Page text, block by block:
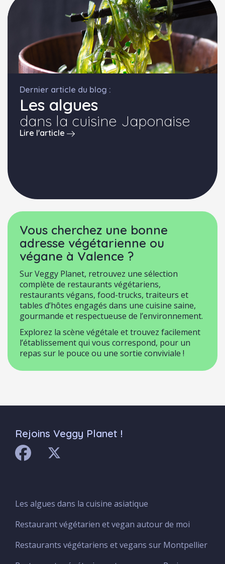
Dernier article du blog :
Les algues
dans la cuisine Japonaise
Lire l'article
Vous cherchez une bonne
adresse végétarienne ou
végane à Valence ?
Sur Veggy Planet, retrouvez une sélection
complète de restaurants végétariens,
restaurants végans, food-trucks, traiteurs et
tables d’hôtes engagés dans une cuisine saine,
gourmande et respectueuse de l’environnement.
Explorez la scène végétale et trouvez facilement
l’établissement qui vous correspond, pour un
repas sur le pouce ou une sortie conviviale !
Rejoins Veggy Planet !
Menu
Footer
Les algues dans la cuisine asiatique
Restaurant végétarien et vegan autour de moi
Restaurants végétariens et vegans sur Montpellier